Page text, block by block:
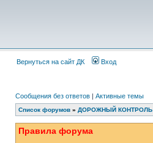
Вернуться на сайт ДК Вход
Сообщения без ответов | Активные темы
Список форумов » ДОРОЖНЫЙ КОНТРОЛЬ
Правила форума